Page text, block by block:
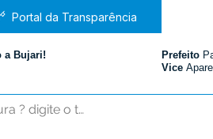
Portal da Transparência
a Bujari! Prefeito
Vice